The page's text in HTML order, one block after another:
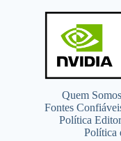
Quem Somos
Fontes
Política
Política